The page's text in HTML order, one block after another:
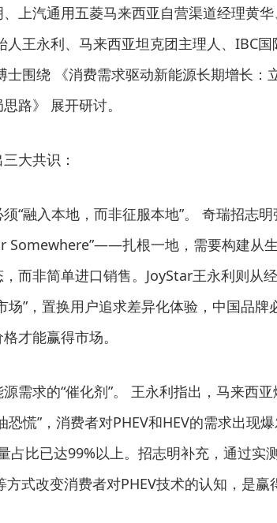
上汽通用五菱马来西亚自营渠道经理黄华
王永利、马来西亚坦克团主理人、IBC国
围绕 《消费需求驱动新能源长期增长：
路》 展开研讨。
大共识：
“融入本地，而非征服本地”。 奇瑞招志明
Somewhere”——扎根一地，需要构建从生
而非简单进口销售。JoyStar王永利则从
”，置换用户追求差异化体验，中国品牌
才能赢得市场。
需求的“催化剂”。 王永利指出，马来西亚
慌”，消费者对PHEV和HEV的需求出现
占比已达99%以上。招志明补充，通过实
方式改变消费者对PHEV技术的认知，是赢